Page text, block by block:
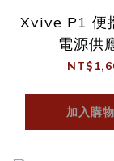
Xvive P1 便
電源供
加入購